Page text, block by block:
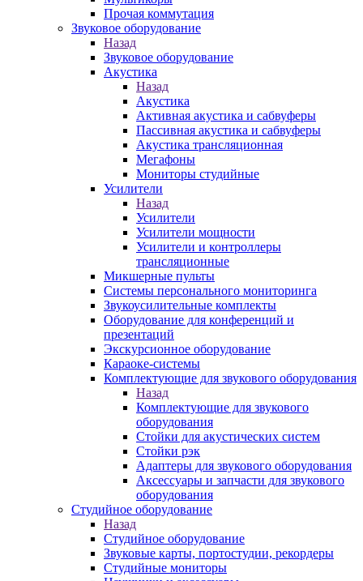
Прочая коммутация
Звуковое оборудование
Назад
Звуковое оборудование
Акустика
Назад
Акустика
Активная акустика и сабвуферы
Пассивная акустика и сабвуферы
Акустика трансляционная
Мегафоны
Мониторы студийные
Усилители
Назад
Усилители
Усилители мощности
Усилители и контроллеры
трансляционные
Микшерные пульты
Системы персонального мониторинга
Звукоусилительные комплекты
Оборудование для конференций и
презентаций
Экскурсионное оборудование
Караоке-системы
Комплектующие для звукового оборудования
Назад
Комплектующие для звукового
оборудования
Стойки для акустических систем
Стойки рэк
Адаптеры для звукового оборудования
Аксессуары и запчасти для звукового
оборудования
Студийное оборудование
Назад
Студийное оборудование
Звуковые карты, портостудии, рекордеры
Студийные мониторы